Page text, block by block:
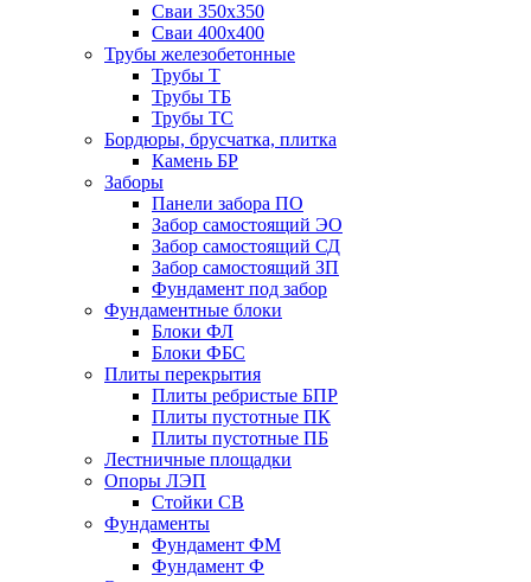
Сваи 350х350
Сваи 400х400
Трубы железобетонные
Трубы Т
Трубы ТБ
Трубы ТС
Бордюры, брусчатка, плитка
Камень БР
Заборы
Панели забора ПО
Забор самостоящий ЭО
Забор самостоящий СД
Забор самостоящий ЗП
Фyндамент под забор
Фундаментные блоки
Блоки ФЛ
Блоки ФБС
Плиты перекрытия
Плиты ребристые БПР
Плиты пустотные ПК
Плиты пустотные ПБ
Лестничные площадки
Опоры ЛЭП
Стойки СВ
Фундаменты
Фyндамент ФМ
Фyндамент Ф